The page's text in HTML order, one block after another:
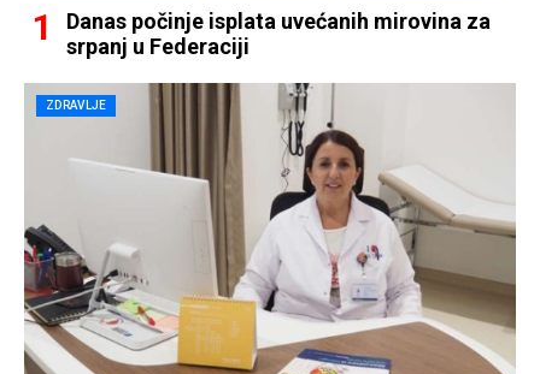
Danas počinje isplata uvećanih mirovina za
srpanj u Federaciji
ZDRAVLJE